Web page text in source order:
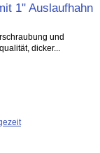
1" Auslaufhahn
und
dicker...